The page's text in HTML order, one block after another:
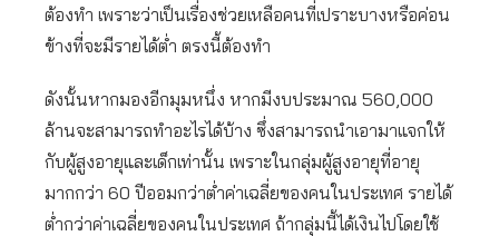
ต้องทำ เพราะว่าเป็นเรื่องช่วยเหลือคนที่เปราะบางหรือค่อน
ข้างที่จะมีรายได้ต่ำ ตรงนี้ต้องทำ
ดังนั้นหากมองอีกมุมหนึ่ง หากมีงบประมาณ 560,000
ล้านจะสามารถทำอะไรได้บ้าง ซึ่งสามารถนำเอามาแจกให้
กับผู้สูงอายุและเด็กเท่านั้น เพราะในกลุ่มผู้สูงอายุที่อายุ
มากกว่า 60 ปีออมกว่าต่ำค่าเฉลี่ยของคนในประเทศ รายได้
ต่ำกว่าค่าเฉลี่ยของคนในประเทศ ถ้ากลุ่มนี้ได้เงินไปโดยใช้